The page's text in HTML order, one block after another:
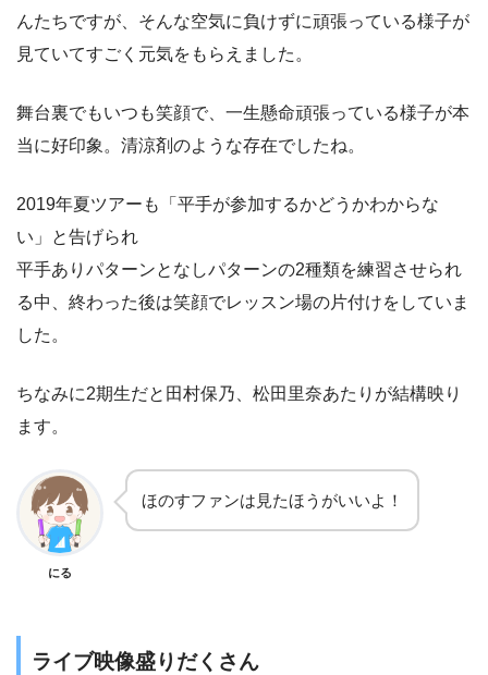
んたちですが、そんな空気に負けずに頑張っている様子が
見ていてすごく元気をもらえました。
舞台裏でもいつも笑顔で、一生懸命頑張っている様子が本
当に好印象。清涼剤のような存在でしたね。
2019年夏ツアーも「平手が参加するかどうかわからな
い」と告げられ
平手ありパターンとなしパターンの2種類を練習させられ
る中、終わった後は笑顔でレッスン場の片付けをしていま
した。
ちなみに2期生だと田村保乃、松田里奈あたりが結構映り
ます。
にる
ほのすファンは見たほうがいいよ！
ライブ映像盛りだくさん